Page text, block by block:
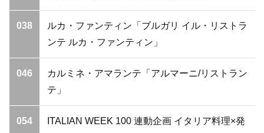
038
ルカ・ファンティン「ブルガリ イル・リストラ
ンテ ルカ・ファンティン」
046
カルミネ・アマランテ「アルマーニ/リストラン
テ」
054
ITALIAN WEEK 100 連動企画 イタリア料理×発